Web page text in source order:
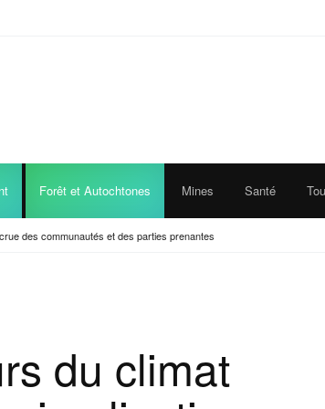
Forêt et Autochtones Mines Santé
des communautés et des parties prenantes
du climat